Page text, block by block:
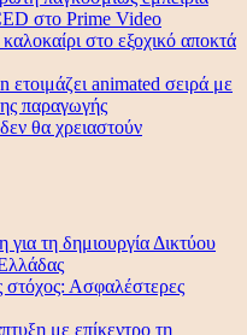
στο Prime Video
στο εξοχικό αποκτά
animated σειρά με
παραγωγής
θα χρειαστούν
τη δημιουργία Δικτύου
στόχος: Ασφαλέστερες
με επίκεντρο τη